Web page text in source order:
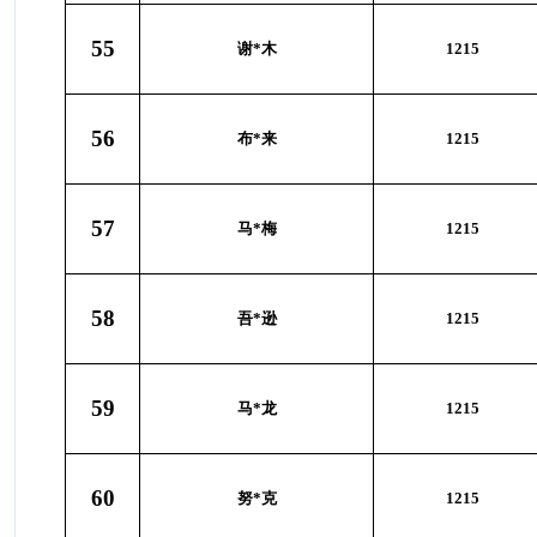
55 谢*木 1215
56 布*来 1215
57 马*梅 1215
58 吾*逊 1215
59 马*龙 1215
60 努*克 1215